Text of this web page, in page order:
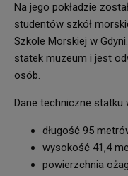
Na jego pokładzie
studentów szkół
Szkole Morskiej w
statek muzeum i jest
osób.
Dane techniczne statku
długość 95
wysokość 41,4
powierzchnia